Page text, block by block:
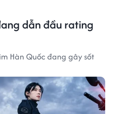
dẫn đầu rating
Hàn Quốc đang gây sốt